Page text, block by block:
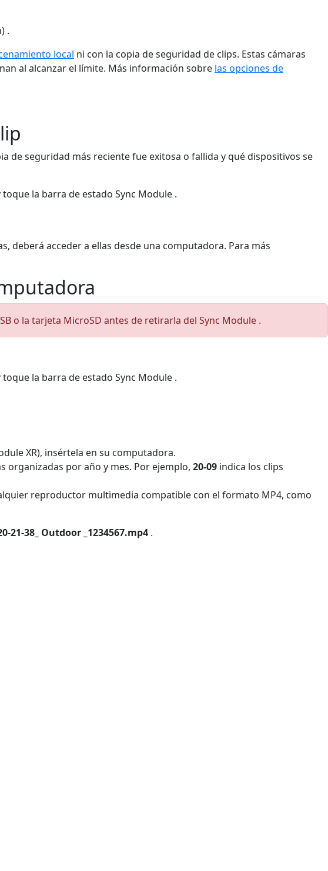
.
local ni con la copia de seguridad de clips. Estas cámaras
al alcanzar el límite. Más información sobre las opciones de
de seguridad más reciente fue exitosa o fallida y qué dispositivos se
la barra de estado Sync Module .
deberá acceder a ellas desde una computadora. Para más
o la tarjeta MicroSD antes de retirarla del Sync Module .
la barra de estado Sync Module .
XR), insértela en su computadora.
organizadas por año y mes. Por ejemplo, 20-09 indica los clips
reproductor multimedia compatible con el formato MP4, como
21-38_ Outdoor _1234567.mp4 .